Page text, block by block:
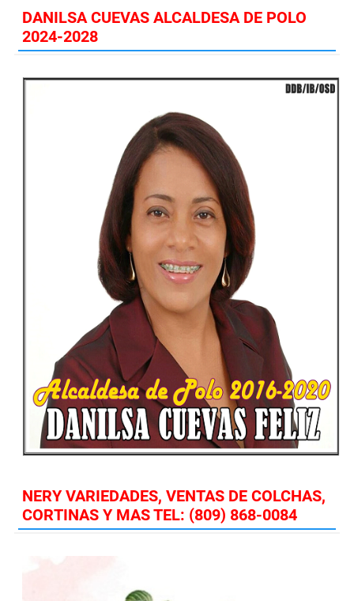
DANILSA CUEVAS ALCALDESA DE POLO
2024-2028
NERY VARIEDADES, VENTAS DE COLCHAS,
CORTINAS Y MAS TEL: (809) 868-0084